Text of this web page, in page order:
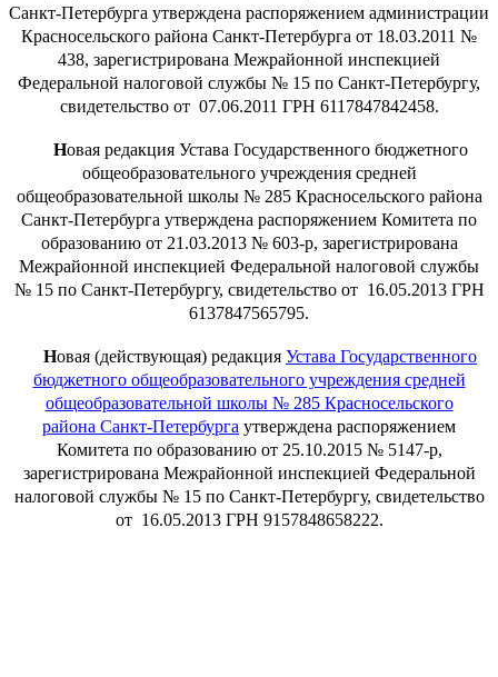
Санкт-Петербурга утверждена распоряжением администрации
Красносельского района Санкт-Петербурга от 18.03.2011 №
438, зарегистрирована Межрайонной инспекцией
Федеральной налоговой службы № 15 по Санкт-Петербургу,
свидетельство от 07.06.2011 ГРН 6117847842458.
Новая редакция Устава Государственного бюджетного
общеобразовательного учреждения средней
общеобразовательной школы № 285 Красносельского района
Санкт-Петербурга утверждена распоряжением Комитета по
образованию от 21.03.2013 № 603-р, зарегистрирована
Межрайонной инспекцией Федеральной налоговой службы
№ 15 по Санкт-Петербургу, свидетельство от 16.05.2013 ГРН
6137847565795.
Новая (действующая) редакция Устава Государственного
бюджетного общеобразовательного учреждения средней
общеобразовательной школы № 285 Красносельского
района Санкт-Петербурга утверждена распоряжением
Комитета по образованию от 25.10.2015 № 5147-р,
зарегистрирована Межрайонной инспекцией Федеральной
налоговой службы № 15 по Санкт-Петербургу, свидетельство
от 16.05.2013 ГРН 9157848658222.